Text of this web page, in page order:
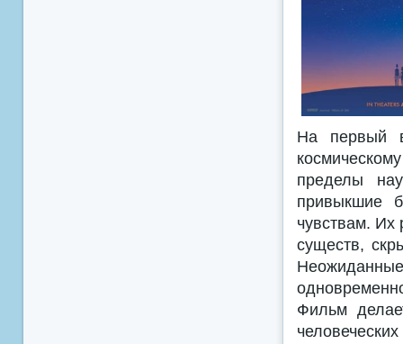
На первый
пределы
привыкшие
чувствам. Их
существ,
Фильм